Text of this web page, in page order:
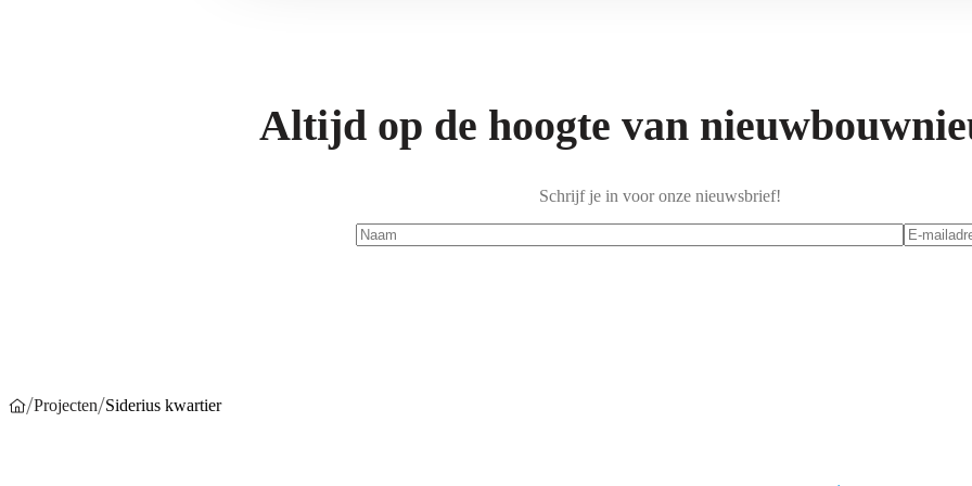
Altijd op de hoogte van
Schrijf je in voor onze nieuwsbrief!
Naam
E-
Home
/Projecten/Siderius kwartier